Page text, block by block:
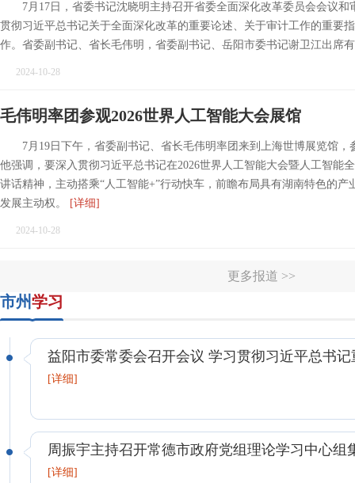
7月17日，省委书记沈晓明主持召开省委全面深化改革委员会会议
贯彻习近平总书记关于全面深化改革的重要论述、关于审计工作的重要
作。省委副书记、省长毛伟明，省委副书记、岳阳市委书记谢卫江出席
2024-10-28
毛伟明率团参观2026世界人工智能大会展馆
7月19日下午，省委副书记、省长毛伟明率团来到上海世博展览馆，
他强调，要深入贯彻习近平总书记在2026世界人工智能大会暨人工智能
讲话精神，主动搭乘“人工智能+”行动快车，前瞻布局具有湖南特色的
发展主动权。
[详细]
2024-10-28
更多报道 >>
市州学习
益阳市委常委会召开会议 学习贯彻习近平总书记
和有关会议精神
[详细]
周振宇主持召开常德市政府党组理论学习中心组
讨暨市长碰头会
[详细]